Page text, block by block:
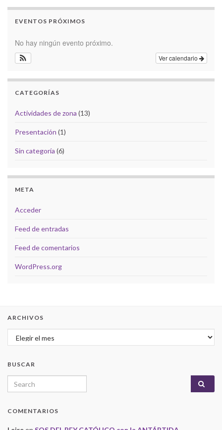
EVENTOS PRÓXIMOS
No hay ningún evento próximo.
Ver calendario
CATEGORÍAS
Actividades de zona (13)
Presentación (1)
Sin categoría (6)
META
Acceder
Feed de entradas
Feed de comentarios
WordPress.org
ARCHIVOS
Archivos
BUSCAR
Search for:
COMENTARIOS